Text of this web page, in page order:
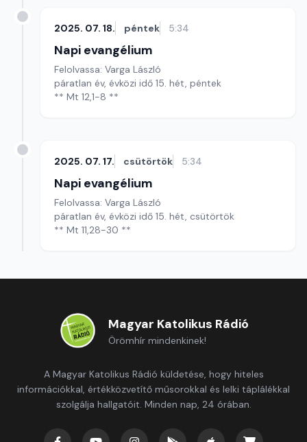
2025. 07. 18. péntek 5:34
Napi evangélium
Felolvassa: Varga László
páratlan év, évközi idő 15. hét, péntek
** Mt 12,1-8 **
2025. 07. 17. csütörtök 5:34
Napi evangélium
Felolvassa: Varga László
páratlan év, évközi idő 15. hét, csütörtök
** Mt 11,28-30 **
Magyar Katolikus Rádió
Örömhír mindenkinek!
A Magyar Katolikus Rádió küldetése, hogy hiteles
információkkal, értékközvetítő műsorokkal és lelki táplálékkal
szolgálja hallgatóit. Minden nap, 24 órában.